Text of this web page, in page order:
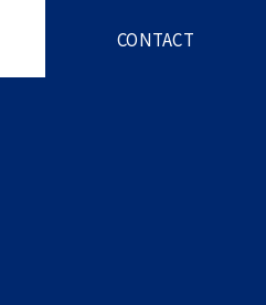
CONTACT